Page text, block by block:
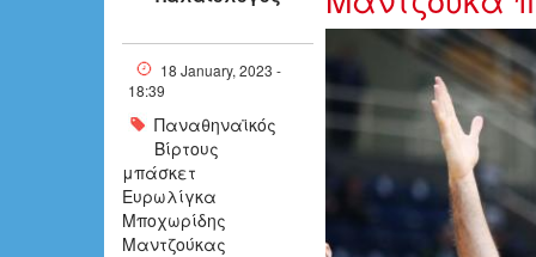
18 January, 2023 -
18:39
Παναθηναϊκός
Βίρτους
μπάσκετ
Ευρωλίγκα
Μποχωρίδης
Μαντζούκας